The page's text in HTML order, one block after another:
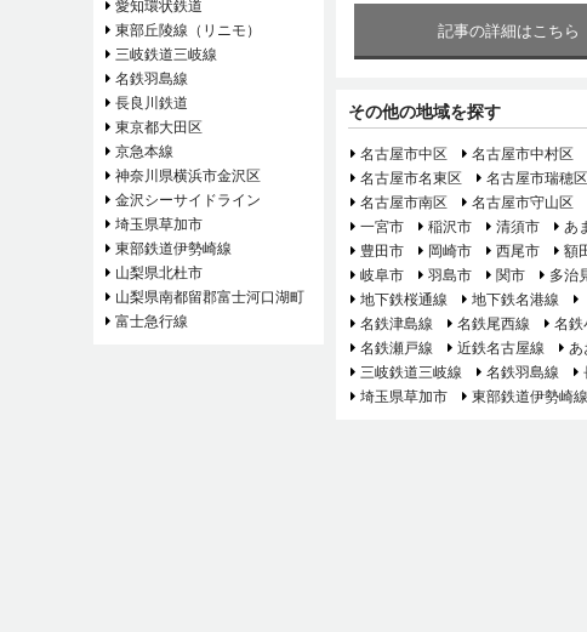
記事の詳細はこちら
その他の地域を探す
名古屋市中区 名古屋市中村区
名古屋市名東区
名古屋市瑞穂区
名古屋市南区
名古屋市守山区
一宮市
稲沢市 清須市 あ
豊田市
岡崎市 西尾市 額
岐阜市
羽島市 関市 多治
地下鉄桜通線
地下鉄名港線
名鉄津島線
名鉄尾西線 名鉄
名鉄瀬戸線
近鉄名古屋線 あ
三岐鉄道三岐線
名鉄羽島線
埼玉県草加市
東部鉄道伊勢崎線
愛知環状鉄道
東部丘陵線（リニモ）
三岐鉄道三岐線
名鉄羽島線
長良川鉄道
東京都大田区
京急本線
神奈川県横浜市金沢区
金沢シーサイドライン
埼玉県草加市
東部鉄道伊勢崎線
山梨県北杜市
山梨県南都留郡富士河口湖町
富士急行線